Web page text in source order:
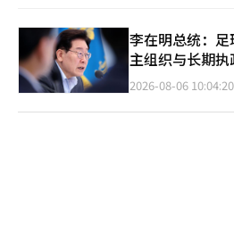
李在明总统：
主组织与长期执
2026-08-06 10:04:20